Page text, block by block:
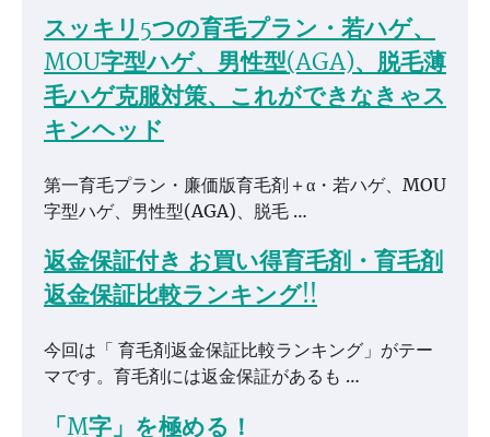
スッキリ5つの育毛プラン・若ハゲ、
MOU字型ハゲ、男性型(AGA)、脱毛薄
毛ハゲ克服対策、これができなきゃス
キンヘッド
第一育毛プラン・廉価版育毛剤＋α・若ハゲ、MOU
字型ハゲ、男性型(AGA)、脱毛 …
返金保証付き お買い得育毛剤・育毛剤
返金保証比較ランキング!!
今回は「 育毛剤返金保証比較ランキング」がテー
マです。育毛剤には返金保証があるも …
「M字」を極める！